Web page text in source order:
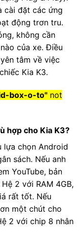
cài đặt các ứng
động trơn tru.
không cần
của xe. Điều
tâm về việc
Kia K3.
box-o-to"not
hợp cho Kia K3?
lựa chọn Android
sách. Nếu anh
YouTube, bản
2 với RAM 4GB,
rất tốt. Nếu
một chút cho
2 với chip 8 nhân